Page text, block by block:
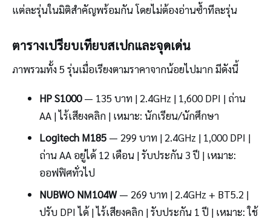
แต่ละรุ่นในมิติสำคัญพร้อมกัน โดยไม่ต้องอ่านซ้ำทีละรุ่น
ตารางเปรียบเทียบสเปกและจุดเด่น
ภาพรวมทั้ง 5 รุ่นเมื่อเรียงตามราคาจากน้อยไปมาก มีดังนี้
HP S1000— 135 บาท | 2.4GHz | 1,600 DPI | ถ่าน
AA | ไร้เสียงคลิก | เหมาะ: นักเรียน/นักศึกษา
Logitech M185— 299 บาท | 2.4GHz | 1,000 DPI |
ถ่าน AA อยู่ได้ 12 เดือน | รับประกัน 3 ปี | เหมาะ:
ออฟฟิศทั่วไป
NUBWO NM104W— 269 บาท | 2.4GHz + BT5.2 |
ปรับ DPI ได้ | ไร้เสียงคลิก | รับประกัน 1 ปี | เหมาะ: ใช้